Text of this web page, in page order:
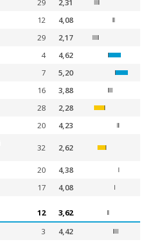
29 2,31
12 4,08
29 2,17
4 4,62
7 5,20
16 3,88
28 2,28
20 4,23
32 2,62
20 4,38
17 4,08
12 3,62
3 4,42